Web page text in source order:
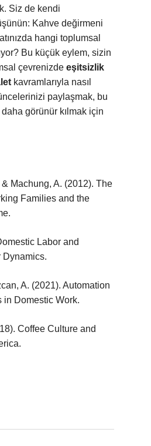
Siz de kendi
Kahve değirmeni
hangi toplumsal
Bu küçük eylem, sizin
çevrenizde eşitsizlik
kavramlarıyla nasıl
paylaşmak, bu
görünür kılmak için
Machung, A. (2012). The
Families and the
Labor and
Dynamics.
A. (2021). Automation
in Domestic Work.
Coffee Culture and